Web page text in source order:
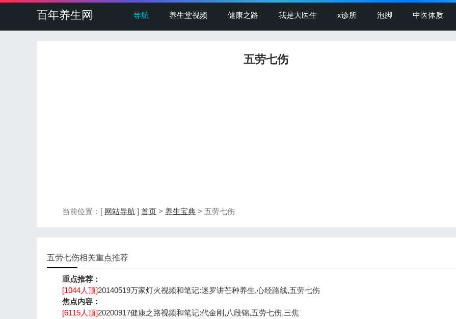
百年养生网 导航 养生堂视频 健康之路 我是大医生 x诊所 泡脚 中医体质
五劳七伤
当前位置：[ 网站导航 ] 首页 > 养生宝典 > 五劳七伤
五劳七伤相关重点推荐
重点推荐：
[1044人顶]20140519万家灯火视频和笔记:迷罗讲芒种养生,心经路线,五劳七伤
焦点内容：
[6115人顶]20200917健康之路视频和笔记:代金刚,八段锦,五劳七伤,三焦